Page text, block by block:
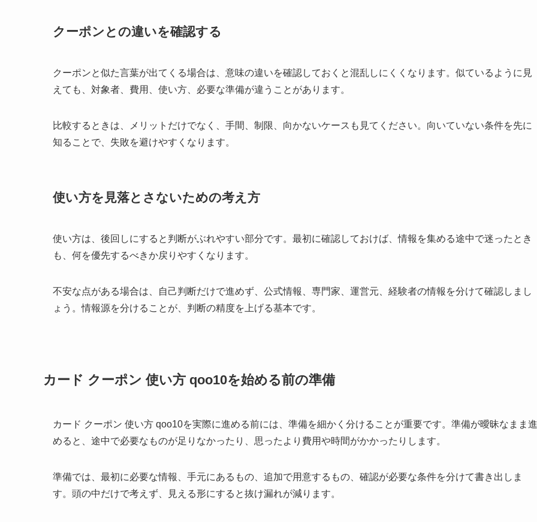
クーポンとの違いを確認する
クーポンと似た言葉が出てくる場合は、意味の違いを確認しておくと混乱しにくくなります。似ているように見
えても、対象者、費用、使い方、必要な準備が違うことがあります。
比較するときは、メリットだけでなく、 手間、制限、向かないケース も見てください。向いていない条件を先に
知ることで、失敗を避けやすくなります。
使い方を見落とさないための考え方
使い方は、後回しにすると判断がぶれやすい部分です。最初に確認しておけば、情報を集める途中で迷ったとき
も、何を優先するべきか戻りやすくなります。
不安な点がある場合は、自己判断だけで進めず、公式情報、専門家、運営元、経験者の情報を分けて確認しまし
ょう。情報源を分ける ことが、判断の精度を上げる基本です。
カード クーポン 使い方 qoo10を始める前の準備
カード クーポン 使い方 qoo10を実際に進める前には、準備を細かく分けることが重要です。準備が曖昧なまま進
めると、途中で必要なものが足りなかったり、思ったより費用や時間がかかったりします。
準備では、最初に必要な情報、手元にあるもの、追加で用意するもの、確認が必要な条件を分けて書き出しま
す。 頭の中だけで考えず、見える形にする と抜け漏れが減ります。